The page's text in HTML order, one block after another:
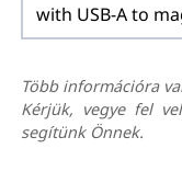
with USB-A to
Több információra
Kérjük, vegye fel
segítünk Önnek.